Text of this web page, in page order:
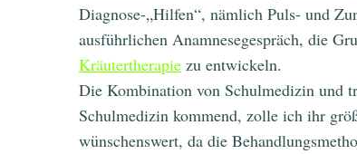
Diagnose-„Hilfen“, nämlich Puls- und
ausführlichen Anamnesegespräch, die
Kräutertherapie zu entwickeln.
Die Kombination von Schulmedizin und
Schulmedizin kommend, zolle ich ihr
wünschenswert, da die